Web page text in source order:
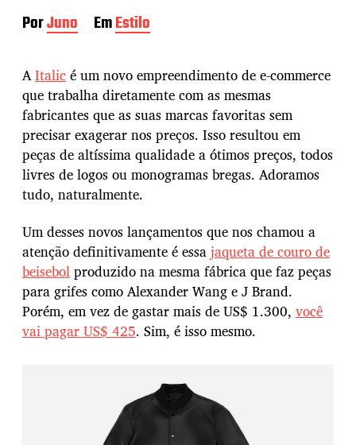
PorJuno EmEstilo
AItalicé um novo empreendimento de e-commerce
que trabalha diretamente com as mesmas
fabricantes que as suas marcas favoritas sem
precisar exagerar nos preços. Isso resultou em
peças de altíssima qualidade a ótimos preços, todos
livres de logos ou monogramas bregas. Adoramos
tudo, naturalmente.
Um desses novos lançamentos que nos chamou a
atenção definitivamente é essajaqueta de couro de
beisebolproduzido na mesma fábrica que faz peças
para grifes como Alexander Wang e J Brand.
Porém, em vez de gastar mais de US$ 1.300, você
vai pagar US$ 425. Sim, é isso mesmo.